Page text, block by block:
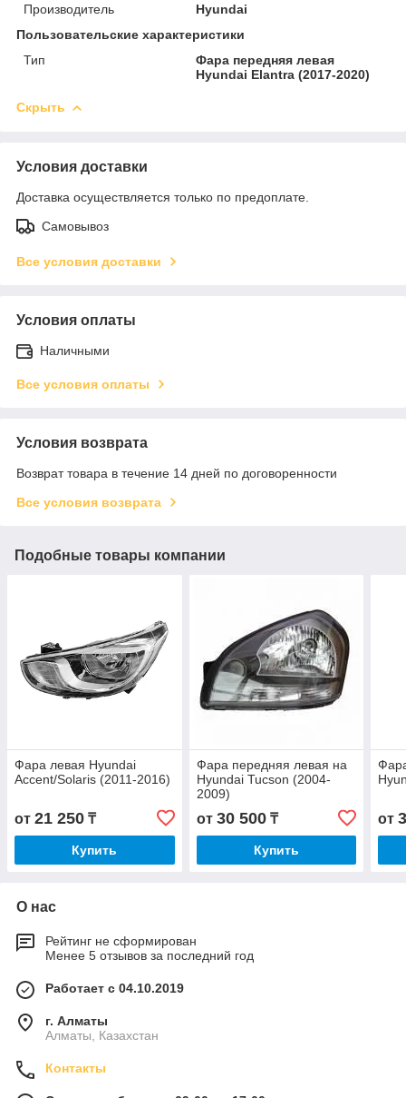
Производитель
Hyundai
Пользовательские характеристики
Тип
Фара передняя левая
Hyundai Elantra (2017-2020)
Скрыть
Условия доставки
Доставка осуществляется только по предоплате.
Самовывоз
Все условия доставки
Условия оплаты
Наличными
Все условия оплаты
Условия возврата
Возврат товара в течение 14 дней по договоренности
Все условия возврата
Подобные товары компании
Фара левая Hyundai
Accent/Solaris (2011-2016)
от 21 250 ₸
Купить
Фара передняя левая на
Hyundai Tucson (2004-
2009)
от 30 500₸
Купить
от
О нас
Рейтинг не сформирован
Менее 5 отзывов за последний год
Работает с 04.10.2019
г. Алматы
Алматы, Казахстан
Контакты